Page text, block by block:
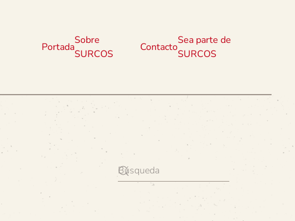
Portada
Sobre
SURCOS
Contacto
Sea parte de
SURCOS